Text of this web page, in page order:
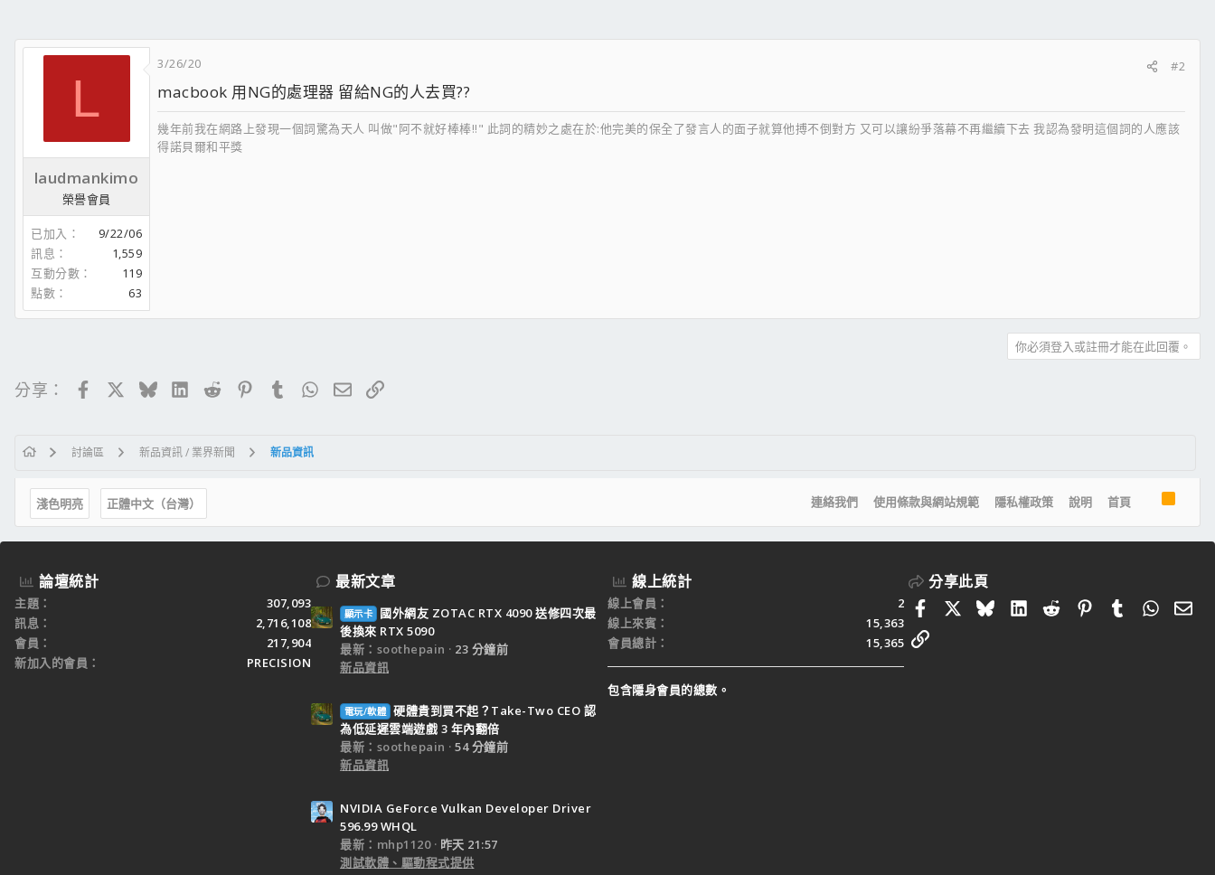
L
laudmankimo
榮譽會員
已加入
9/22/06
訊息
1,559
互動分數
119
點數
63
3/26/20 #2
macbook 用NG的處理器 留給NG的人去買??
幾年前我在網路上發現一個詞驚為天人 叫做"阿不就好棒棒!!" 此詞的精妙之處在於:他完美的保全了發言人的面子就算他搏不倒對方 又可以讓紛爭落幕不再繼續下去 我認為發明這個詞的人應該
得諾貝爾和平獎
你必須登入或註冊才能在此回覆。
分享： FacebookBlueskyLinkedIn
RedditPinterestTumblrWhatsApp
電子郵件
連結
討論區 新品資訊 / 業界新聞 新品資訊
淺色明亮 正體中文（台灣） 連絡我們 使用條款與網站規範 隱私權政策 說明 首頁
論壇統計
主題
307,093
訊息
2,716,108
會員
217,904
新加入的會員
PRECISION
最新文章
顯示卡
國外網友 ZOTAC RTX 4090 送修四次最
後換來 RTX 5090
最新：soothepain
23 分鐘前
新品資訊
電玩/軟體 硬體貴到買不起？Take-Two CEO 認
為低延遲雲端遊戲 3 年內翻倍
最新：soothepain
54 分鐘前
新品資訊
NVIDIA GeForce Vulkan Developer Driver
596.99 WHQL
最新：mhp1120
昨天 21:57
測試軟體、驅動程式提供
線上統計
線上會員
2
線上來賓
15,363
會員總計
15,365
包含隱身會員的總數。
分享此頁
FacebookBlueskyLinkedIn
RedditPinterestTumblr 電
連結